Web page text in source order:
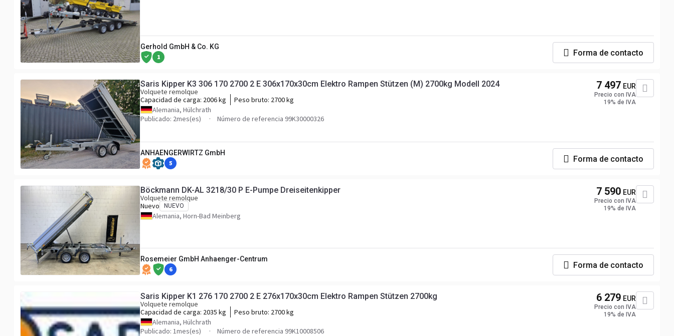
Gerhold GmbH & Co. KG
1 Forma de contacto
Saris Kipper K3 306 170 2700 2 E 306x170x30cm Elektro Rampen Stützen (M) 2700kg Modell 2024
Volquete remolque
Capacidad de carga: 2006 kg Peso bruto: 2700 kg
Alemania, Hülchrath
Publicado: 2mes(es)
Número de referencia 99K30000326
7 497 EUR
Precio con IVA
19% de IVA
ANHAENGERWIRTZ GmbH
5 Forma de contacto
Böckmann DK-AL 3218/30 P E-Pumpe Dreiseitenkipper
Volquete remolque
Nuevo
NUEVO
Alemania, Horn-Bad Meinberg
7 590 EUR
Precio con IVA
19% de IVA
Rosemeier GmbH Anhaenger-Centrum
6 Forma de contacto
Saris Kipper K1 276 170 2700 2 E 276x170x30cm Elektro Rampen Stützen 2700kg
Volquete remolque
Capacidad de carga: 2035 kg Peso bruto: 2700 kg
Alemania, Hülchrath
Publicado: 1mes(es)
Número de referencia 99K10008506
6 279 EUR
Precio con IVA
19% de IVA